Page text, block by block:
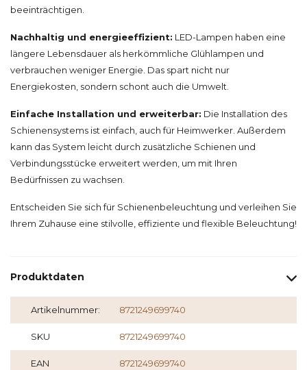
beeinträchtigen.
Nachhaltig und energieeffizient: LED-Lampen haben eine
längere Lebensdauer als herkömmliche Glühlampen und
verbrauchen weniger Energie. Das spart nicht nur
Energiekosten, sondern schont auch die Umwelt.
Einfache Installation und erweiterbar: Die Installation des
Schienensystems ist einfach, auch für Heimwerker. Außerdem
kann das System leicht durch zusätzliche Schienen und
Verbindungsstücke erweitert werden, um mit Ihren
Bedürfnissen zu wachsen.
Entscheiden Sie sich für Schienenbeleuchtung und verleihen Sie
Ihrem Zuhause eine stilvolle, effiziente und flexible Beleuchtung!
Produktdaten
Artikelnummer: 8721249699740
SKU 8721249699740
EAN 8721249699740